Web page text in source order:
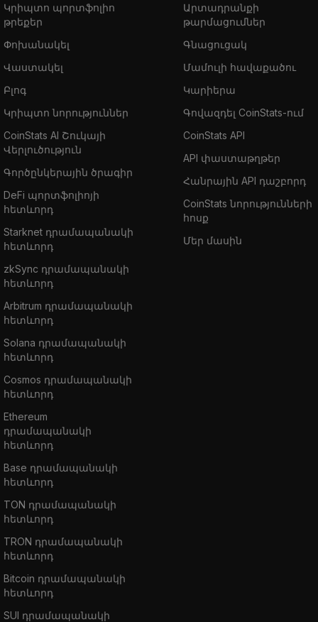
Կրիպտո պորտֆոլիո
թրեքեր
Փոխանակել
Վաստակել
Բլոգ
Կրիպտո նորություններ
CoinStats AI Շուկայի
Վերլուծություն
Գործընկերային ծրագիր
DeFi պորտֆոլիոյի
հետևորդ
Starknet դրամապանակի
հետևորդ
zkSync դրամապանակի
հետևորդ
Arbitrum դրամապանակի
հետևորդ
Solana դրամապանակի
հետևորդ
Cosmos դրամապանակի
հետևորդ
Ethereum
դրամապանակի
հետևորդ
Base դրամապանակի
հետևորդ
TON դրամապանակի
հետևորդ
TRON դրամապանակի
հետևորդ
Bitcoin դրամապանակի
հետևորդ
SUI դրամապանակի
Արտադրանքի
թարմացումներ
Գնացուցակ
Մամուլի հավաքածու
Կարիերա
Գովազդել CoinStats-ում
CoinStats API
API փաստաթղթեր
Հանրային API դաշբորդ
CoinStats նորությունների
հոսք
Մեր մասին